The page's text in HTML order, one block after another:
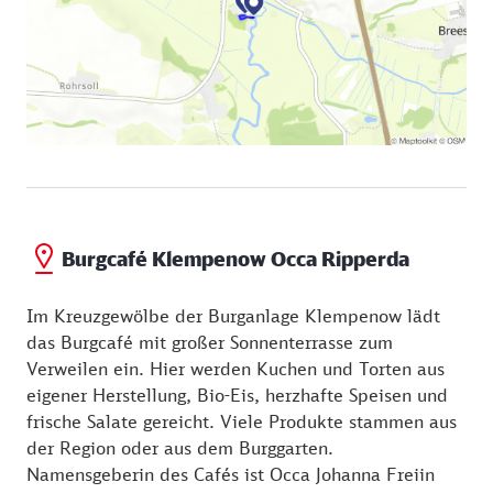
Burgcafé Klempenow Occa Ripperda
Im Kreuzgewölbe der Burganlage Klempenow lädt
das Burgcafé mit großer Sonnenterrasse zum
Verweilen ein. Hier werden Kuchen und Torten aus
eigener Herstellung, Bio-Eis, herzhafte Speisen und
frische Salate gereicht. Viele Produkte stammen aus
der Region oder aus dem Burggarten.
Namensgeberin des Cafés ist Occa Johanna Freiin